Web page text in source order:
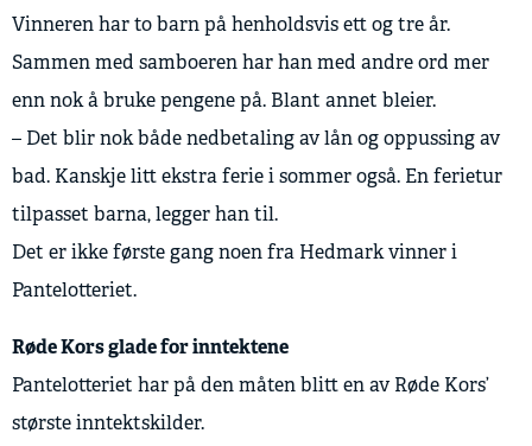
Vinneren har to barn på henholdsvis ett og tre år.
Sammen med samboeren har han med andre ord mer
enn nok å bruke pengene på. Blant annet bleier.
– Det blir nok både nedbetaling av lån og oppussing av
bad. Kanskje litt ekstra ferie i sommer også. En ferietur
tilpasset barna, legger han til.
Det er ikke første gang noen fra Hedmark vinner i
Pantelotteriet.
Røde Kors glade for inntektene
Pantelotteriet har på den måten blitt en av Røde Kors’
største inntektskilder.